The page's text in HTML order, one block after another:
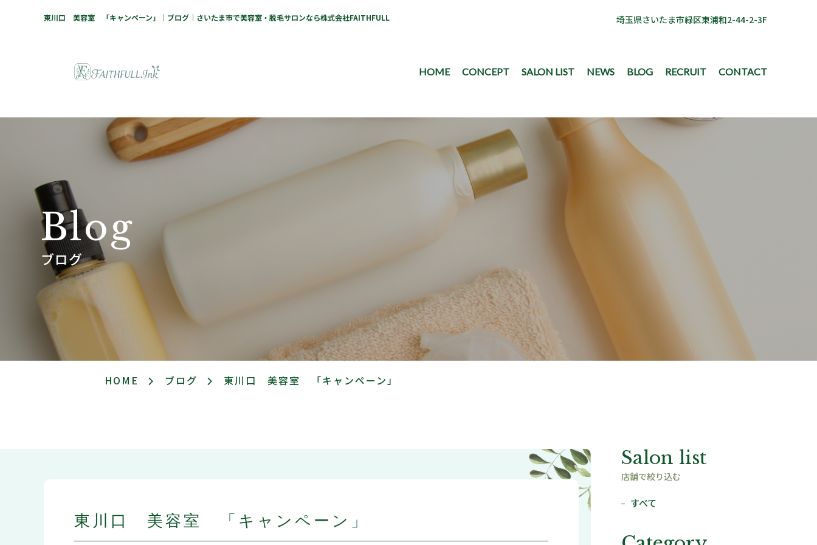
東川口 美容室 「キャンペーン」｜ブログ｜さいたま市で美容室・脱毛サロンなら株式会社FAITHFULL 埼玉県さいたま市緑区東浦和2-44-2-3F
HOME CONCEPT SALON LIST NEWS BLOG RECRUIT CONTACT
Blog
ブログ
HOME ブログ 東川口 美容室 「キャンペーン」
東川口 美容室 「キャンペーン」
Salon list
店舗で絞り込む
すべて